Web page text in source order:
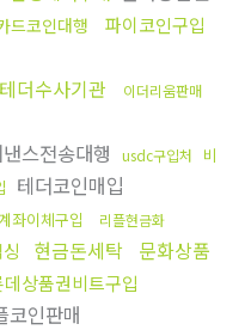
드코인대행 파이코인구입
테더수사기관 이더리움판매
스전송대행 usdc구입처
비
테더코인매입
좌이체구입 리플현금화
현금돈세탁 문화상품
데상품권비트구입
코인판매